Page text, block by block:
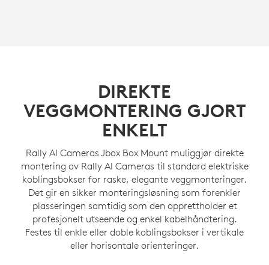
DIREKTE
VEGGMONTERING GJORT
ENKELT
Rally AI Cameras Jbox Box Mount muliggjør direkte
montering av Rally AI Cameras til standard elektriske
koblingsbokser for raske, elegante veggmonteringer.
Det gir en sikker monteringsløsning som forenkler
plasseringen samtidig som den opprettholder et
profesjonelt utseende og enkel kabelhåndtering.
Festes til enkle eller doble koblingsbokser i vertikale
eller horisontale orienteringer.